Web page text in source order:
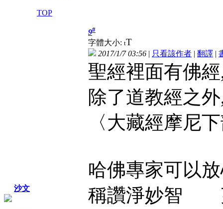
TOP
沙文
9#
字體大小: tT
2017/1/7 03:56 | 只看該作者 | 翻譯 |
聖經裡面有佛
除了道教經之
〈大藏經摩尼
哈佛專家可以
稱讚淨妙智